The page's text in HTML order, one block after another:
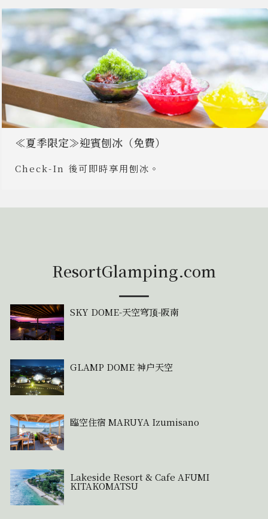
≪夏季限定≫迎賓刨冰（免費）
Check-In 後可即時享用刨冰。
ResortGlamping.com
SKY DOME-天空穹顶-阪南
GLAMP DOME 神户天空
臨空住宿 MARUYA Izumisano
Lakeside Resort & Cafe AFUMI
KITAKOMATSU